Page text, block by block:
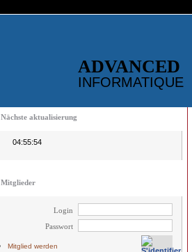
ADVANCED
INFORMATIQUE
Nächste aktualisierung
04:55:53
Mitglieder
Login
Passwort
Mitglied werden